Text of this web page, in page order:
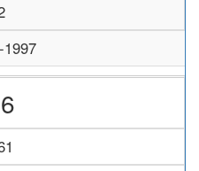
1997